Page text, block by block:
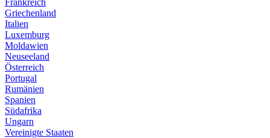
Griechenland
Italien
Luxemburg
Moldawien
Neuseeland
Österreich
Portugal
Rumänien
Spanien
Südafrika
Ungarn
Vereinigte Staaten